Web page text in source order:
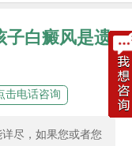
子白癜风是遗
击电话咨询
尽，如果您或者您